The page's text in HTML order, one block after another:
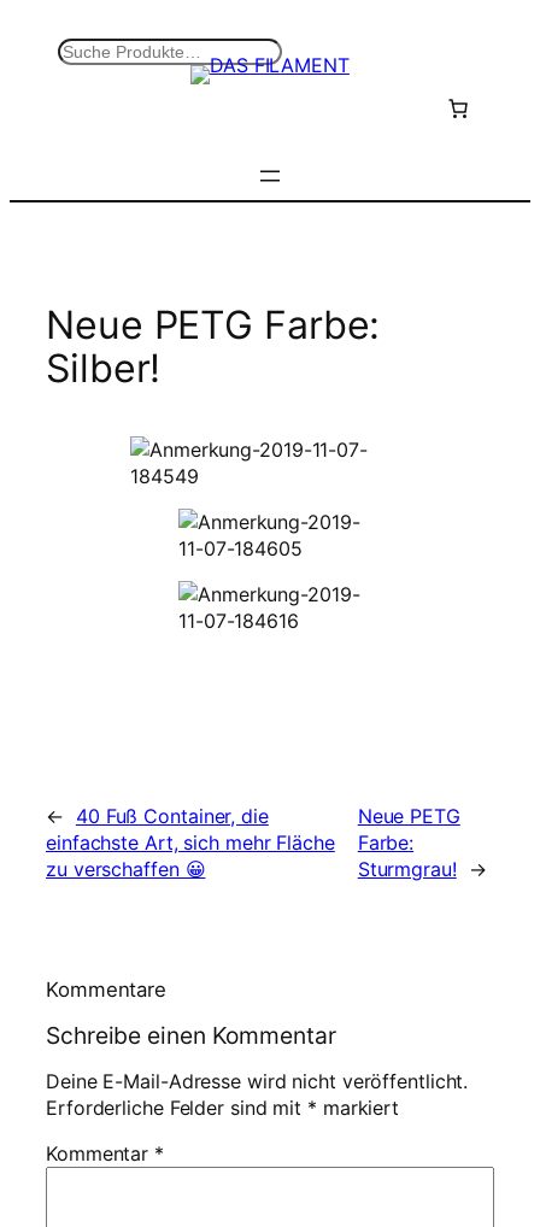
S
Neue PETG Farbe:
Silber!
← 40 Fuß Container, die
einfachste Art, sich mehr Fläche
zu verschaffen 😀
Neue PETG
Farbe:
Sturmgrau!
→
Kommentare
Schreibe einen Kommentar
Deine E-Mail-Adresse wird nicht veröffentlicht.
Erforderliche Felder sind mit * markiert
Kommentar *